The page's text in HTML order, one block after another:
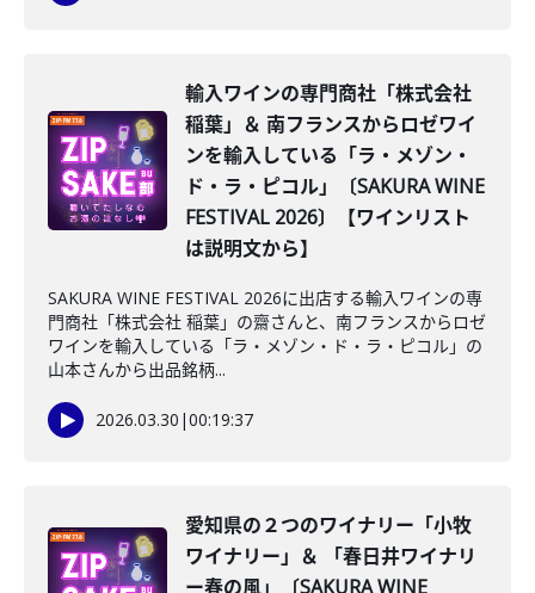
輸入ワインの専門商社「株式会社
稲葉」＆ 南フランスからロゼワイ
ンを輸入している「ラ・メゾン・
ド・ラ・ピコル」〔SAKURA WINE
FESTIVAL 2026〕【ワインリスト
は説明文から】
SAKURA WINE FESTIVAL 2026に出店する輸入ワインの専
門商社「株式会社 稲葉」の齋さんと、南フランスからロゼ
ワインを輸入している「ラ・メゾン・ド・ラ・ピコル」の
山本さんから出品銘柄...
2026.03.30 |00:19:37
愛知県の２つのワイナリー「小牧
ワイナリー」＆ 「春日井ワイナリ
ー春の風」〔SAKURA WINE